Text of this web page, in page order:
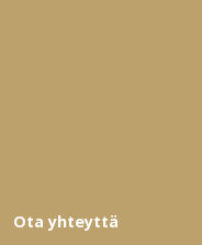
Ota yhteyttä